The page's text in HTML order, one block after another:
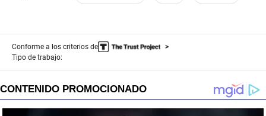
Conforme a los criterios de
Tipo de trabajo: